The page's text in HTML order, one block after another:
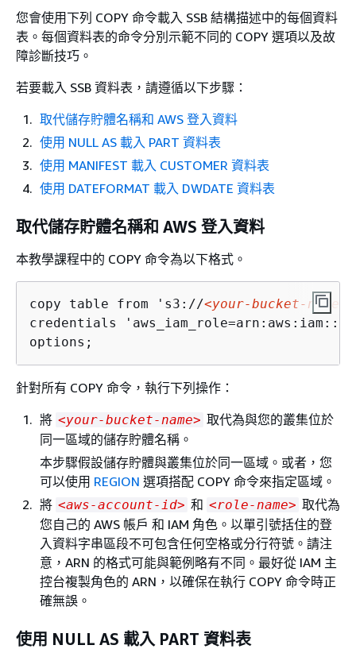
您會使用下列 COPY 命令載入 SSB 結構描述中的每個資料
表。每個資料表的命令分別示範不同的 COPY 選項以及故
障診斷技巧。
若要載入 SSB 資料表，請遵循以下步驟：
取代儲存貯體名稱和 AWS 登入資料
使用 NULL AS 載入 PART 資料表
使用 MANIFEST 載入 CUSTOMER 資料表
使用 DATEFORMAT 載入 DWDATE 資料表
取代儲存貯體名稱和 AWS 登入資料
本教學課程中的 COPY 命令為以下格式。
copy table from 's3://<your-bucket-name>
credentials 'aws_iam_role=arn:aws:iam::
options;
針對所有 COPY 命令，執行下列操作：
將 <your-bucket-name> 取代為與您的叢集位於
同一區域的儲存貯體名稱。
本步驟假設儲存貯體與叢集位於同一區域。或者，您
可以使用 REGION 選項搭配 COPY 命令來指定區域。
將 <aws-account-id> 和 <role-name> 取代為
您自己的 AWS 帳戶 和 IAM 角色。以單引號括住的登
入資料字串區段不可包含任何空格或分行符號。請注
意，ARN 的格式可能與範例略有不同。最好從 IAM 主
控台複製角色的 ARN，以確保在執行 COPY 命令時正
確無誤。
使用 NULL AS 載入 PART 資料表